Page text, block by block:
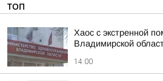
ТОП
Хаос с экстренной
Владимирской
14:00